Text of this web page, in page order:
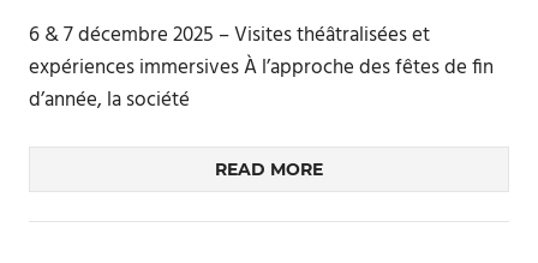
6 & 7 décembre 2025 – Visites théâtralisées et
expériences immersives À l’approche des fêtes de fin
d’année, la société
READ MORE